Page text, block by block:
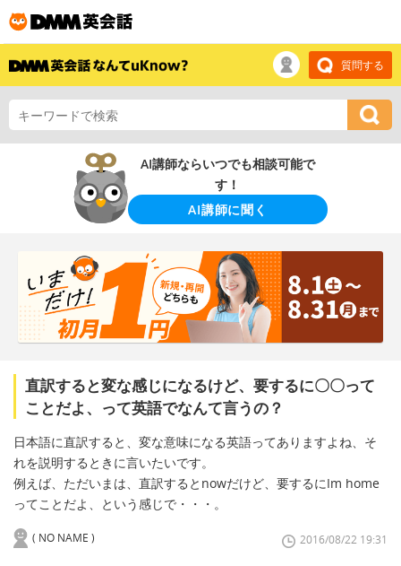
質問する
AI講師ならいつでも相談可能で
す！
AI講師に聞く
直訳すると変な感じになるけど、要するに〇〇って
ことだよ、って英語でなんて言うの？
日本語に直訳すると、変な意味になる英語ってありますよね、そ
れを説明するときに言いたいです。
例えば、ただいまは、直訳するとnowだけど、要するにIm home
ってことだよ、という感じで・・・。
( NO NAME ) 2016/08/22 19:31